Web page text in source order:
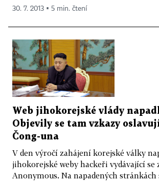
30. 7. 2013 ▪ 5 min. čtení
Web jihokorejské vlády
Objevily se tam vzkazy
Čong-una
V den výročí zahájení korejské války
jihokorejské weby hackeři vydávající se
Anonymous. Na napadených stránkách